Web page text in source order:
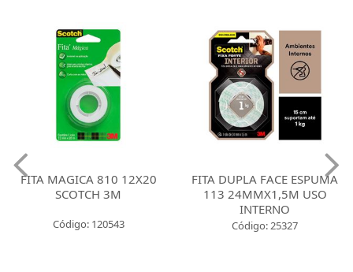
FITA MAGICA 810 12X20
SCOTCH 3M
Código: 120543
FITA DUPLA FACE ESPUMA
113 24MMX1,5M USO
INTERNO
Código: 25327